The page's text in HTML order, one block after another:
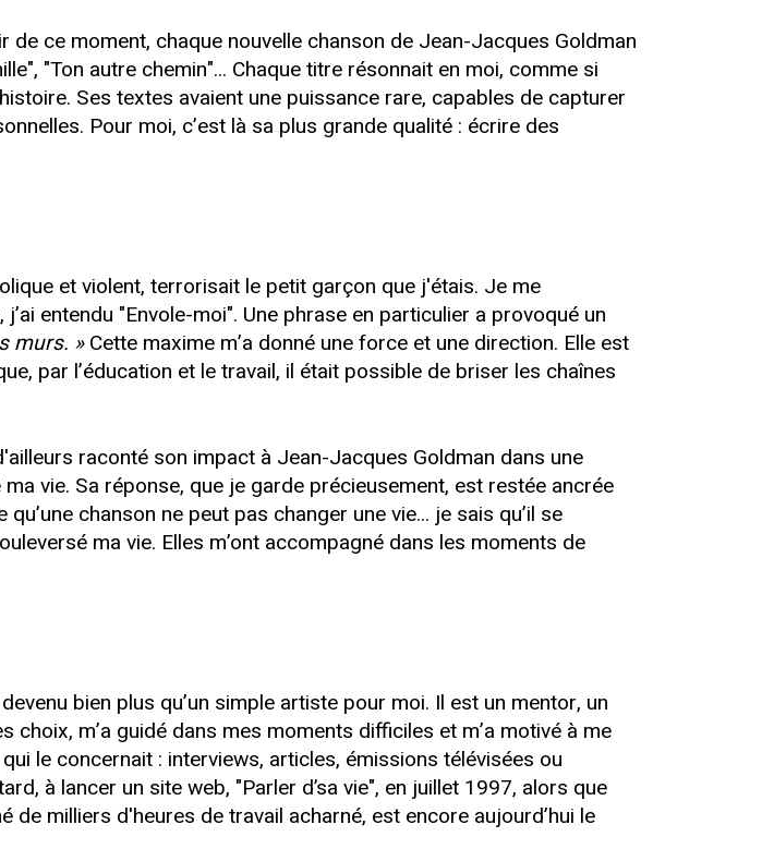
de ce moment, chaque nouvelle chanson de Jean-Jacques Goldman
"Ton autre chemin"... Chaque titre résonnait en moi, comme si
Ses textes avaient une puissance rare, capables de capturer
Pour moi, c’est là sa plus grande qualité : écrire des
et violent, terrorisait le petit garçon que j'étais. Je me
entendu "Envole-moi". Une phrase en particulier a provoqué un
murs. »Cette maxime m’a donné une force et une direction. Elle est
par l’éducation et le travail, il était possible de briser les chaînes
raconté son impact à Jean-Jacques Goldman dans une
vie. Sa réponse, que je garde précieusement, est restée ancrée
chanson ne peut pas changer une vie... je sais qu’il se
ma vie. Elles m’ont accompagné dans les moments de
bien plus qu’un simple artiste pour moi. Il est un mentor, un
m’a guidé dans mes moments difficiles et m’a motivé à me
le concernait : interviews, articles, émissions télévisées ou
à lancer un site web, "Parler d’sa vie", en juillet 1997, alors que
milliers d'heures de travail acharné, est encore aujourd’hui le